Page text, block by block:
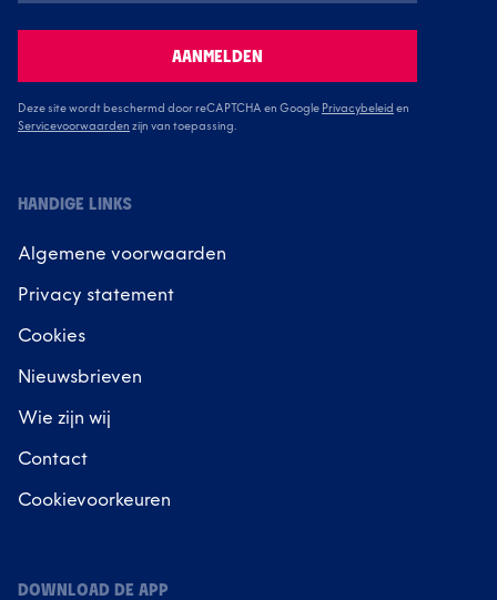
AANMELDEN
Deze site wordt beschermd door reCAPTCHA en Google Privacybeleid en
Servicevoorwaarden zijn van toepassing.
HANDIGE LINKS
Algemene voorwaarden
Privacy statement
Cookies
Nieuwsbrieven
Wie zijn wij
Contact
Cookievoorkeuren
DOWNLOAD DE APP